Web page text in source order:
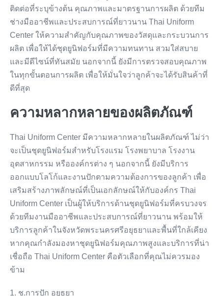
ติดต่อที่ระบุข้างต้น คุณภาพและมาตรฐานการผลิต ด้วยทีม
ช่างมืออาชีพและประสบการณ์ที่ยาวนาน Thai Uniform
Center ให้ความสำคัญกับคุณภาพของวัสดุและกระบวนการ
ผลิต เพื่อให้ได้ชุดยูนิฟอร์มที่มีความทนทาน สวมใส่สบาย
และมีดีไซน์ที่ทันสมัย นอกจากนี้ ยังมีการตรวจสอบคุณภาพ
ในทุกขั้นตอนการผลิต เพื่อให้มั่นใจว่าลูกค้าจะได้รับสินค้าที่
ดีที่สุด
ความหลากหลายของผลิตภัณฑ์
Thai Uniform Center มีความหลากหลายในผลิตภัณฑ์ ไม่ว่า
จะเป็นชุดยูนิฟอร์มสำหรับโรงแรม โรงพยาบาล โรงงาน
อุตสาหกรรม หรือองค์กรต่าง ๆ นอกจากนี้ ยังมีบริการ
ออกแบบโลโก้และงานปักตามความต้องการของลูกค้า เพื่อ
เสริมสร้างภาพลักษณ์ที่เป็นเอกลักษณ์ให้กับองค์กร Thai
Uniform Center เป็นผู้ให้บริการด้านชุดยูนิฟอร์มที่ครบวงจร
ด้วยทีมงานมืออาชีพและประสบการณ์ที่ยาวนาน พร้อมให้
บริการลูกค้าในจังหวัดพระนครศรีอยุธยาและพื้นที่ใกล้เคียง
หากคุณกำลังมองหาชุดยูนิฟอร์มคุณภาพสูงและบริการที่น่า
เชื่อถือ Thai Uniform Center คือตัวเลือกที่คุณไม่ควรมอง
ข้าม
1. ช.การปัก อยุธยา